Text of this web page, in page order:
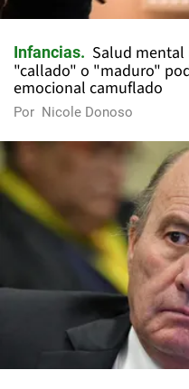
Infancias
Salud
"callado" o "maduro"
emocional camuflado
Por Nicole Donoso